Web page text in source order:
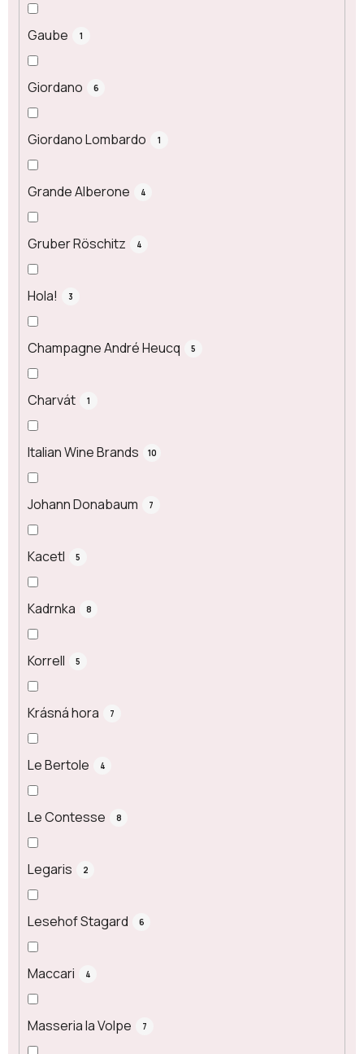
Gaube 1
Giordano 6
Giordano Lombardo 1
Grande Alberone 4
Gruber Röschitz 4
Hola! 3
Champagne André Heucq 5
Charvát 1
Italian Wine Brands 10
Johann Donabaum 7
Kacetl 5
Kadrnka 8
Korrell 5
Krásná hora 7
Le Bertole 4
Le Contesse 8
Legaris 2
Lesehof Stagard 6
Maccari 4
Masseria la Volpe 7